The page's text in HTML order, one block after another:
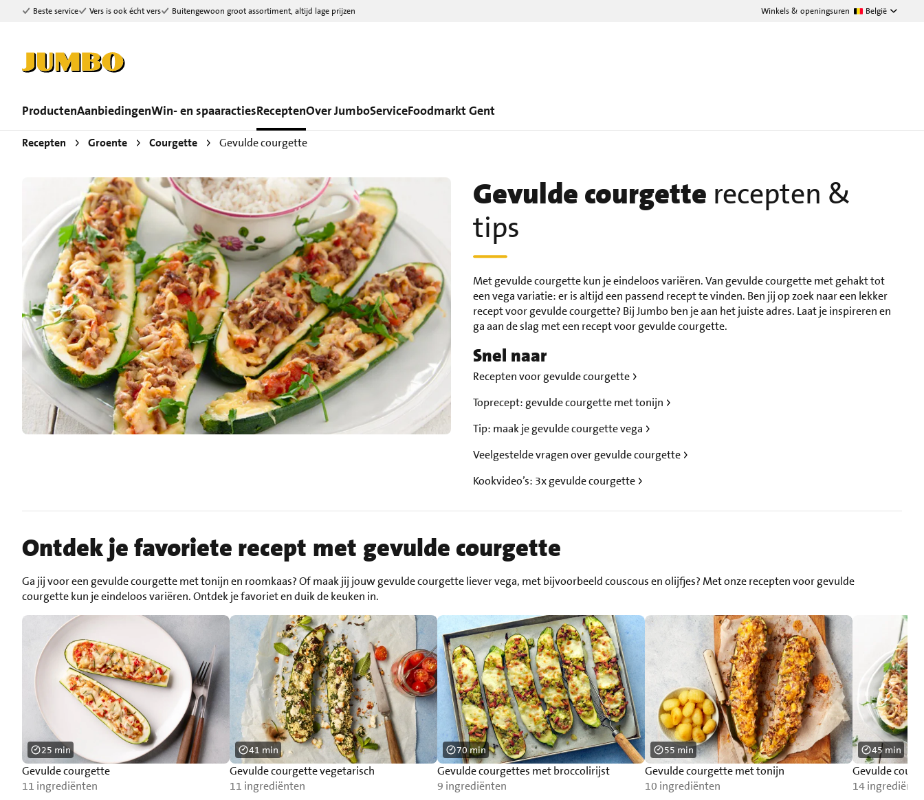
Ga naar zoeken
Ga naar hoofdinhoud
Beste service Vers is ook écht vers Buitengewoon groot assortiment, altijd lage prijzen Winkels & openingsuren België
ProductenAanbiedingenWin- en spaaractiesReceptenOver JumboServiceFoodmarkt Gent
Recepten Groente Courgette Gevulde courgette
Gevulde courgette recepten &
tips
Met gevulde courgette kun je eindeloos variëren. Van gevulde courgette met gehakt tot
een vega variatie: er is altijd een passend recept te vinden. Ben jij op zoek naar een lekker
recept voor gevulde courgette? Bij Jumbo ben je aan het juiste adres. Laat je inspireren en
ga aan de slag met een recept voor gevulde courgette.
Snel naar
Recepten voor gevulde courgette
Toprecept: gevulde courgette met tonijn
Tip: maak je gevulde courgette vega
Veelgestelde vragen over gevulde courgette
Kookvideo’s: 3x gevulde courgette
Ontdek je favoriete recept met gevulde courgette
Ga jij voor een gevulde courgette met tonijn en roomkaas? Of maak jij jouw gevulde courgette liever vega, met bijvoorbeeld couscous en olijfjes? Met onze recepten voor gevulde
courgette kun je eindeloos variëren. Ontdek je favoriet en duik de keuken in.
Gevulde courgette
11 ingrediënten
25 min
Gevulde courgette vegetarisch
11 ingrediënten
41 min
Gevulde courgettes met broccolirijst
9 ingrediënten
70 min
Gevulde courgette met tonijn
10 ingrediënten
55 min
Gevulde
14
45 min